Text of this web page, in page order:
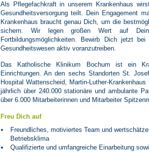
Als Pflegefachkraft in unserem Krankenhaus
Gesundheitsversorgung teilt. Dein Engagement
Krankenhaus braucht genau Dich, um die
sichern. Wir legen großen Wert auf
Fortbildungsmöglichkeiten. Bewirb Dich jetzt
Gesundheitswesen aktiv voranzutreiben.
Das Katholische Klinikum Bochum ist ein
Einrichtungen. An den sechs Standorten St.
Hospital Wattenscheid, Martin-Luther-
jährlich über 240.000 stationäre und ambulante
über 6.000 Mitarbeiterinnen und Mitarbeiter
Freu Dich auf
Freundliches, motiviertes Team und
Betriebsklima
Qualifizierte und umfangreiche Einarbeitung